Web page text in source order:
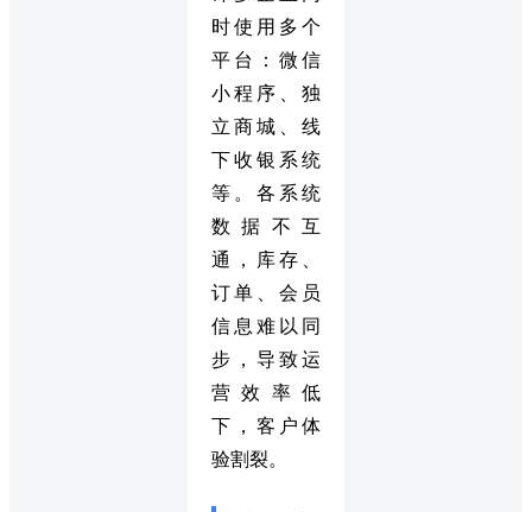
时使用多个
平台：微信
小程序、独
立商城、线
下收银系统
等。各系统
数据不互
通，库存、
订单、会员
信息难以同
步，导致运
营效率低
下，客户体
验割裂。